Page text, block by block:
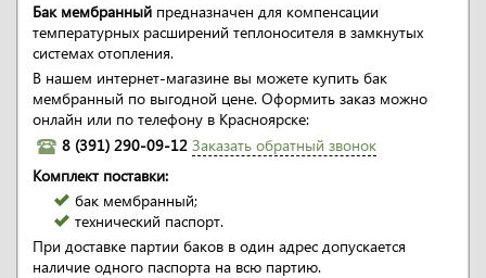
Бак мембранный предназначен для компенсации
температурных расширений теплоносителя в замкнутых
системах отопления.
В нашем интернет-магазине вы можете купить бак
мембранный по выгодной цене. Оформить заказ можно
онлайн или по телефону в Красноярске:
8 (391) 290-09-12 Заказать обратный звонок
Комплект поставки:
бак мембранный;
технический паспорт.
При доставке партии баков в один адрес допускается
наличие одного паспорта на всю партию.